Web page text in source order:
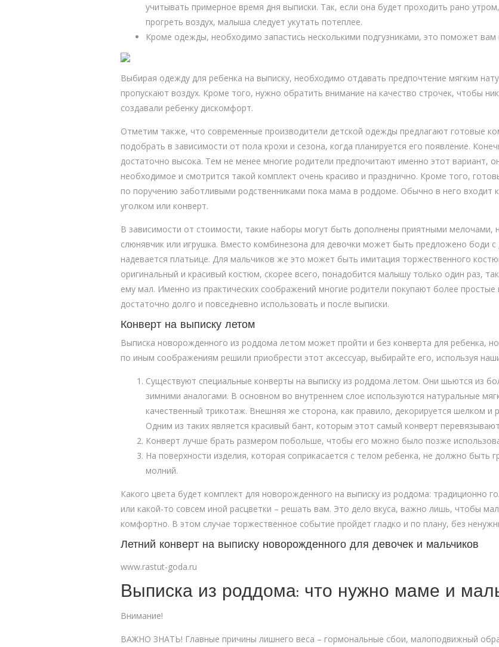
учитывать примерное время дня выписки. Так, если она будет проходить рано
прогреть воздух, малыша следует укутать потеплее.
Кроме одежды, необходимо запастись несколькими подгузниками, это поможет
Выбирая одежду для ребенка на выписку, необходимо отдавать предпочтение мягким
пропускают воздух. Кроме того, нужно обратить внимание на качество строчек, чтобы
создавали ребенку дискомфорт.
Отметим также, что современные производители детской одежды предлагают готовые
подобрать в зависимости от пола крохи и сезона, когда планируется его появление.
достаточно высока. Тем не менее многие родители предпочитают именно этот вариант,
необходимое и смотрится такой комплект очень красиво и празднично. Кроме того,
по поручению заботливыми родственниками пока мама в роддоме. Обычно в него входит
уголком или конверт.
В зависимости от стоимости, такие наборы могут быть дополнены приятными мелочами,
слюнявчик или игрушка. Вместо комбинезона для девочки может быть предложено боди с
надевается платьице. Для мальчиков же это может быть имитация торжественного
оригинальный и красивый костюм, скорее всего, понадобится малышу только один раз,
ему мал. Именно из практических соображений многие родители покупают более
достаточно долго и повседневно использовать и после выписки.
Конверт на выписку летом
Выписка новорожденного из роддома летом может пройти и без конверта для ребенка,
по иным соображениям решили приобрести этот аксессуар, выбирайте его, используя
Существуют специальные конверты на выписку из роддома летом. Они шьются из
зимними аналогами. В основном во внутреннем слое используются натуральные
качественный трикотаж. Внешняя же сторона, как правило, декорируется шелком и
Одним из таких является красивый бант, которым этот самый конверт
Конверт лучше брать размером побольше, чтобы его можно было позже
На поверхности изделия, которая соприкасается с телом ребенка, не должно быть
молний.
Какого цвета будет комплект для новорожденного на выписку из роддома: традиционно
или какой-то совсем иной расцветки – решать вам. Это дело вкуса, важно лишь, чтобы
комфортно. В этом случае торжественное событие пройдет гладко и по плану, без
Летний конверт на выписку новорожденного для девочек и мальчиков
www.rastut-goda.ru
Выписка из роддома: что нужно маме и
Внимание!
ВАЖНО ЗНАТЬ! Главные причины лишнего веса – гормональные сбои, малоподвижный